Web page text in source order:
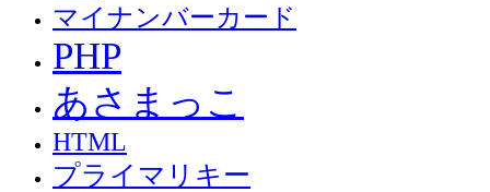
マイナンバーカード
PHP
あさまっこ
HTML
プライマリキー